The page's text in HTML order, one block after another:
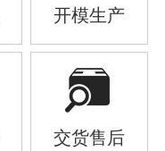
开模生产
交货售后